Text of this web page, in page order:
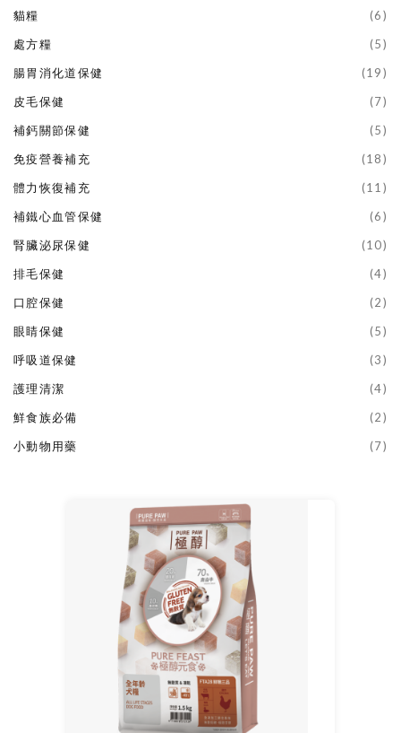
貓糧
(6)
處方糧
(5)
腸胃消化道保健
(19)
皮毛保健
(7)
補鈣關節保健
(5)
免疫營養補充
(18)
體力恢復補充
(11)
補鐵心血管保健
(6)
腎臟泌尿保健
(10)
排毛保健
(4)
口腔保健
(2)
眼睛保健
(5)
呼吸道保健
(3)
護理清潔
(4)
鮮食族必備
(2)
小動物用藥
(7)